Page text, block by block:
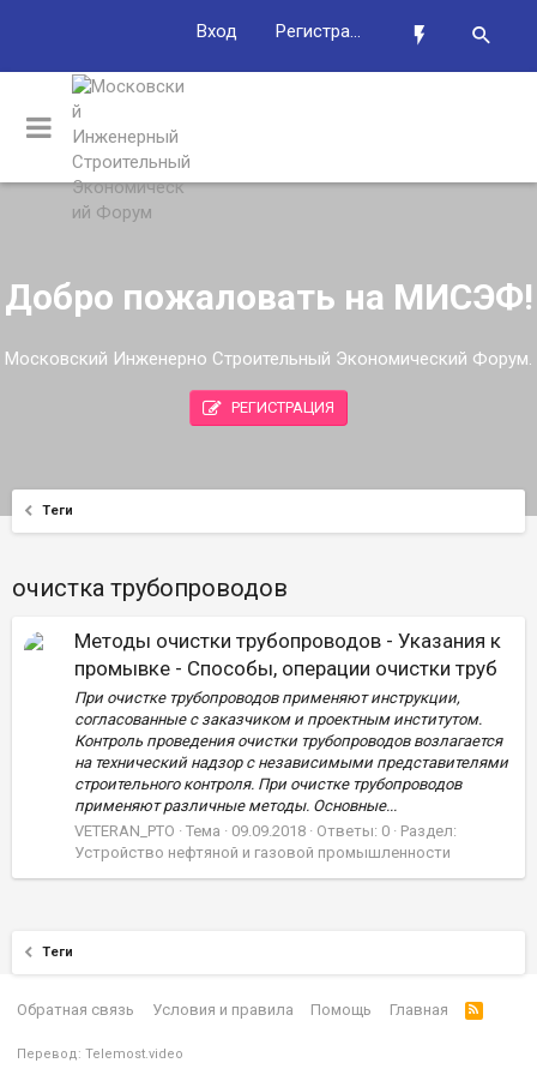
Вход Регистрация
Добро пожаловать на МИСЭФ!
Московский Инженерно Строительный Экономический Форум.
РЕГИСТРАЦИЯ
Теги
очистка трубопроводов
Методы очистки трубопроводов - Указания к
промывке - Способы, операции очистки труб
При очистке трубопроводов применяют инструкции,
согласованные с заказчиком и проектным институтом.
Контроль проведения очистки трубопроводов возлагается
на технический надзор с независимыми представителями
строительного контроля. При очистке трубопроводов
применяют различные методы. Основные...
VETERAN_PTO
Тема 09.09.2018 Ответы: 0
Раздел:
Устройство нефтяной и газовой промышленности
Теги
Обратная связь Условия и правила Помощь Главная
Перевод: Telemost.video